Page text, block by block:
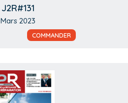
J2R#131
Mars 2023
COMMANDER